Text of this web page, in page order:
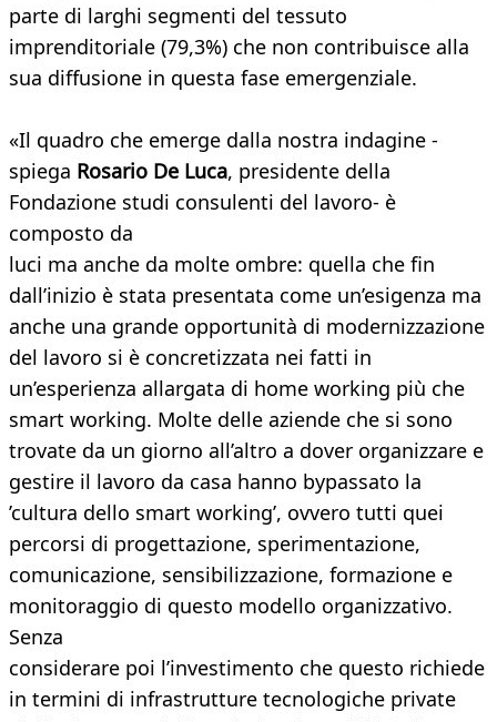
parte di larghi segmenti del tessuto
imprenditoriale (79,3%) che non contribuisce alla
sua diffusione in questa fase emergenziale.
«Il quadro che emerge dalla nostra indagine -
spiega Rosario De Luca, presidente della
Fondazione studi consulenti del lavoro- è
composto da
luci ma anche da molte ombre: quella che fin
dall’inizio è stata presentata come un’esigenza ma
anche una grande opportunità di modernizzazione
del lavoro si è concretizzata nei fatti in
un’esperienza allargata di home working più che
smart working. Molte delle aziende che si sono
trovate da un giorno all’altro a dover organizzare e
gestire il lavoro da casa hanno bypassato la
’cultura dello smart working’, ovvero tutti quei
percorsi di progettazione, sperimentazione,
comunicazione, sensibilizzazione, formazione e
monitoraggio di questo modello organizzativo.
Senza
considerare poi l’investimento che questo richiede
in termini di infrastrutture tecnologiche private